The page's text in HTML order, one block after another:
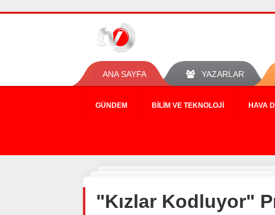
ANA SAYFA YAZARLAR
GÜNDEM BILIM VE TEKNOLOJI HAVA
"Kızlar Kodluyor"